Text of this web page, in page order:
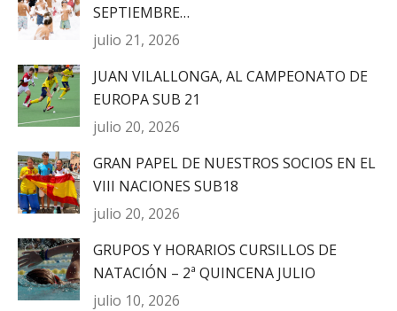
SEPTIEMBRE…
julio 21, 2026
JUAN VILALLONGA, AL CAMPEONATO DE
EUROPA SUB 21
julio 20, 2026
GRAN PAPEL DE NUESTROS SOCIOS EN EL
VIII NACIONES SUB18
julio 20, 2026
GRUPOS Y HORARIOS CURSILLOS DE
NATACIÓN – 2ª QUINCENA JULIO
julio 10, 2026